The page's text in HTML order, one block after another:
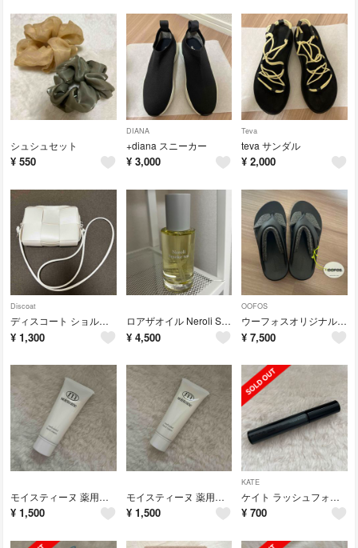
シュシュセット
¥ 550
DIANA
+diana スニーカー
¥ 3,000
Teva
teva サンダル
¥ 2,000
Discoat
ディスコート ショルダーバッグ
¥ 1,300
ロアザオイル Neroli Smoke tea 100ml
¥ 4,500
OOFOS
ウーフォスオリジナル ブラック 24cm
¥ 7,500
モイスティーヌ 薬用ハンドクリーム 40g
¥ 1,500
モイスティーヌ 薬用ハンドクリーム 40g
¥ 1,500
KATE
ケイト ラッシュフォーマーEXクリア BK-1 5.0g
¥ 700